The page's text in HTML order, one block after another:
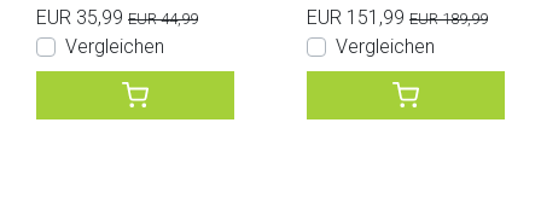
EUR 35,99 EUR 44,99
Vergleichen
EUR 151,99 EUR 189,99
Vergleichen